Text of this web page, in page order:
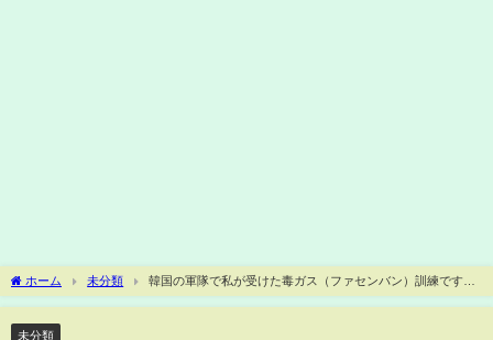
ホーム 未分類
韓国の軍隊で私が受けた毒ガス（ファセンバン）訓練です。
これ実際どんだけ辛いのかわかりますか？
未分類